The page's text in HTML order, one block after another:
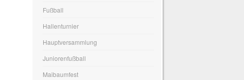
Fußball
Hallenturnier
Hauptversammlung
Juniorenfußball
Maibaumfest